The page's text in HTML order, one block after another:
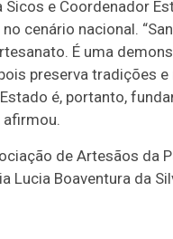
Sicos e Coordenador
cenário nacional.
É uma
preserva tradições
é, portanto,
afirmou.
de Artesãos da
Lucia Boaventura da